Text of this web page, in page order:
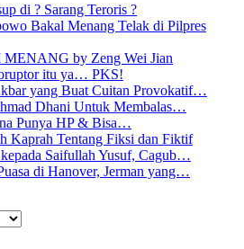
di ? Sarang Teroris ?
Bakal Menang Telak di Pilpres
by Zeng Wei Jian
itu ya… PKS!
yang Buat Cuitan Provokatif…
Dhani Untuk Membalas…
Punya HP & Bisa…
Kaprah Tentang Fiksi dan Fiktif
Saifullah Yusuf, Cagub…
di Hanover, Jerman yang…